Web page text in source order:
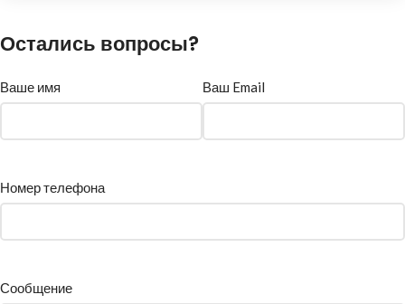
Остались вопросы?
Ваше имя Ваш Email
Номер телефона
Сообщение